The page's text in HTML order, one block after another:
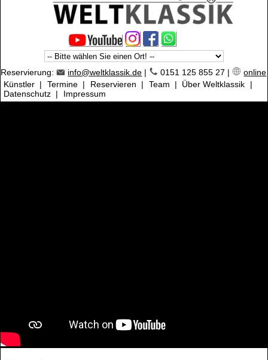
Reservierung: info@weltklassik.de | 0151 125 855 27 |
online
Künstler | Termine | Reservieren | Team | Über Weltklassik
|
Datenschutz | Impressum